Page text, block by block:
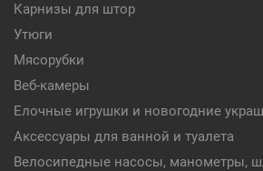
Карнизы для штор
Утюги
Мясорубки
Веб-камеры
Елочные игрушки и новогодние
Аксессуары для ванной и туалета
Велосипедные насосы, манометры,